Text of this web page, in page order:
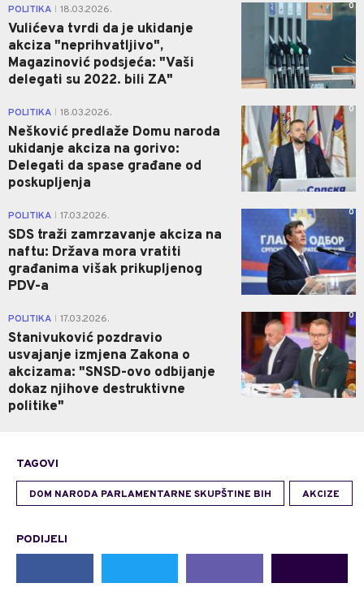
POLITIKA 18.03.2026.
Vulićeva tvrdi da je ukidanje
akciza "neprihvatljivo",
Magazinović podsjeća: "Vaši
delegati su 2022. bili ZA"
0
POLITIKA 18.03.2026.
Nešković predlaže Domu naroda
ukidanje akciza na gorivo:
Delegati da spase građane od
poskupljenja
0
POLITIKA 17.03.2026.
SDS traži zamrzavanje akciza na
naftu: Država mora vratiti
građanima višak prikupljenog
PDV-a
0
POLITIKA 17.03.2026.
Stanivuković pozdravio
usvajanje izmjena Zakona o
akcizama: "SNSD-ovo odbijanje
dokaz njihove destruktivne
politike"
0
TAGOVI
DOM NARODA PARLAMENTARNE SKUPŠTINE BIH AKCIZE
PODIJELI